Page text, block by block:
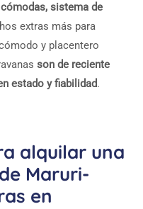
sistema de
extras más para
y placentero
son de reciente
estado y fiabilidad.
alquilar una
Maruri-
en